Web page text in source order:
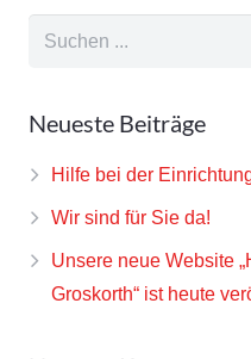
Neueste Beiträge
Hilfe bei der
Wir sind für Sie da!
Unsere neue Website
Groskorth“ ist heute